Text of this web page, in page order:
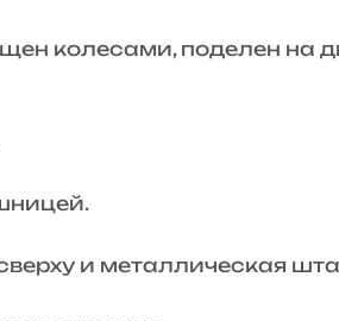
колесами, поделен на
и металлическая